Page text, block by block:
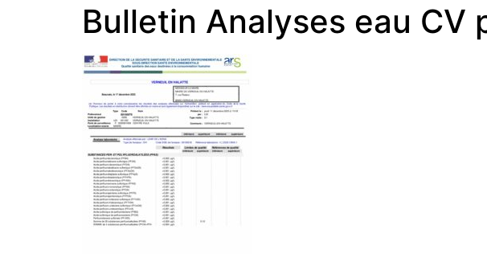
Bulletin Analyses eau CV